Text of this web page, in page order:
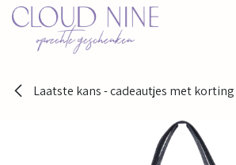
Overslaan naar inhoud
Laatste kans - cadeautjes met korting